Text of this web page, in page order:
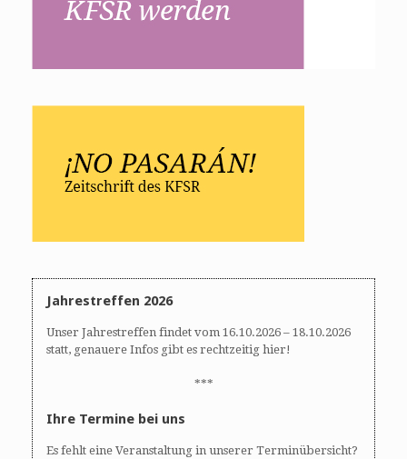
Jahrestreffen 2026
Unser Jahrestreffen findet vom 16.10.2026 – 18.10.2026
statt, genauere Infos gibt es rechtzeitig hier!
***
Ihre Termine bei uns
Es fehlt eine Veranstaltung in unserer Terminübersicht?